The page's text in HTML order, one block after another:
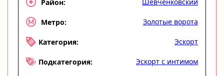
Район:
Метро: Золотые ворота
Категория: Эскорт
Подкатегория: Эскорт с интимом